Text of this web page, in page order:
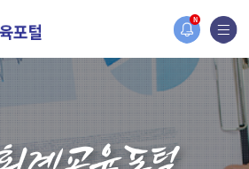
N
개편되었습니다.
원홈페이지가 새롭게 개설되었습니다.